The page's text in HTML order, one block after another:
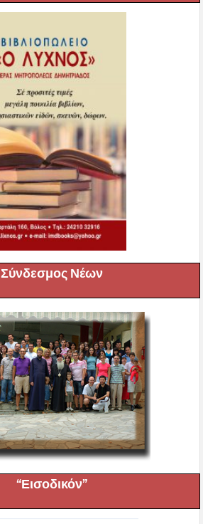
Σύνδεσμος Νέων
“Εισοδικόν”